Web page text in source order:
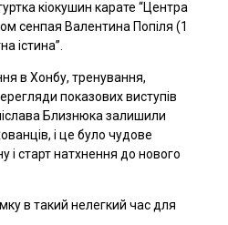
кіокушин карате “Центра
сенпая Валентина Попіля (1
істина”.
в Хонбу, тренування,
показових виступів
Близнюка залишили
і це було чудове
і старт натхнення до нового
в такий нелегкий час для